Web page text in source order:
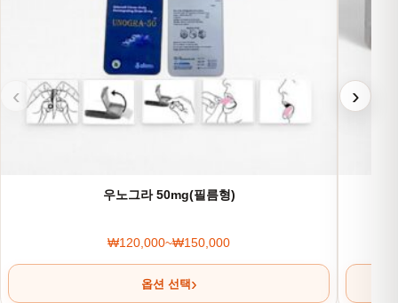
우노그라 50mg(필름형)
₩120,000~₩150,000
가격 범위: ₩120,000~₩150,000
옵션 선택
‹ ›